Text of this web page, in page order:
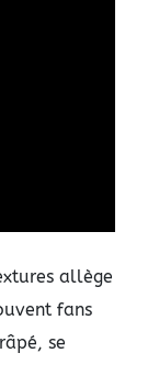
allège
fans
se